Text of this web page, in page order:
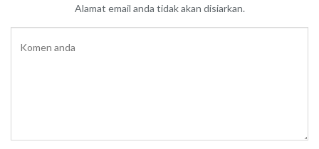
Alamat email anda tidak akan disiarkan.